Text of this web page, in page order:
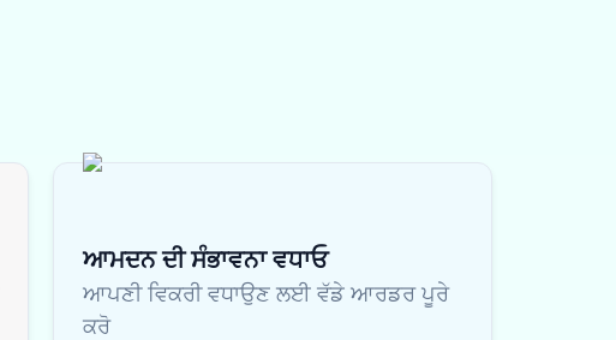
ਆਮਦਨ ਦੀ ਸੰਭਾਵਨਾ ਵਧਾਓ
ਆਪਣੀ ਵਿਕਰੀ ਵਧਾਉਣ ਲਈ ਵੱਡੇ ਆਰਡਰ ਪੂਰੇ
ਕਰੋ